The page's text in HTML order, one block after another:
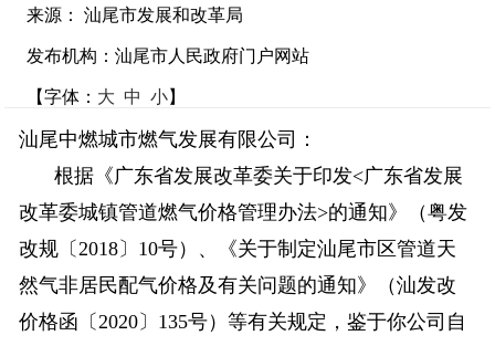
来源： 汕尾市发展和改革局
发布机构：汕尾市人民政府门户网站
【字体： 大 中 小】
汕尾中燃城市燃气发展有限公司：
根据《广东省发展改革委关于印发<广东省发展
改革委城镇管道燃气价格管理办法>的通知》（粤发
改规〔2018〕10号）、《关于制定汕尾市区管道天
然气非居民配气价格及有关问题的通知》（汕发改
价格函〔2020〕135号）等有关规定，鉴于你公司自